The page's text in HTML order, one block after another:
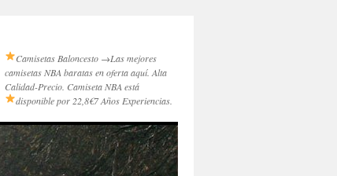
Camisetas Baloncesto →Las mejores
camisetas NBA baratas en oferta aquí. Alta
Calidad-Precio. Camiseta NBA está
disponible por 22,8€7 Años Experiencias.